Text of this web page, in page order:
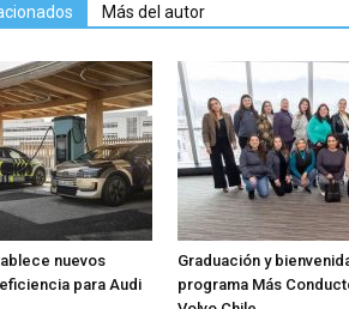
Más del autor
nuevos
para Audi
Graduación y
programa Más